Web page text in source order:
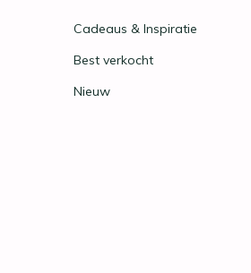
Cadeaus & Inspiratie
Best verkocht
Nieuw